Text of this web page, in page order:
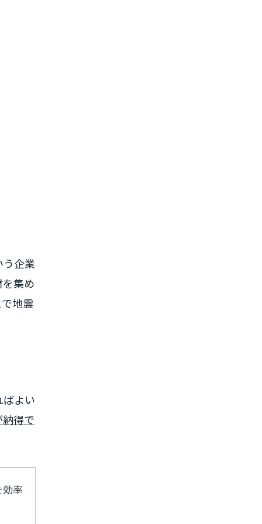
企業
集め
地震
よい
得で
効率